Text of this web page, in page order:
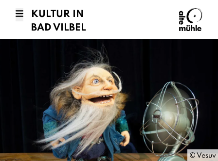
KULTUR IN
BAD VILBEL
© Vesuv